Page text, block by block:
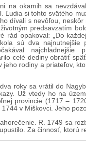
na okamih sa
Ľudia si tohto svätého
dívali s nevôľou,
predsavzatím
rád opakoval: „Do
sú dva najnutnejšie
najchladnejšie
celé dediny obrátiť
jeho rodiny a priateľov,
roky sa vrátil do
Už vtedy ho na
provincie (1717 –
v Miškovci. Jeho
R. 1749 sa
Za činnosť, ktorú